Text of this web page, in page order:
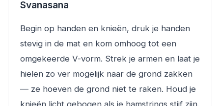
Svanasana
Begin op handen en knieën, druk je handen
stevig in de mat en kom omhoog tot een
omgekeerde V-vorm. Strek je armen en laat je
hielen zo ver mogelijk naar de grond zakken
— ze hoeven de grond niet te raken. Houd je